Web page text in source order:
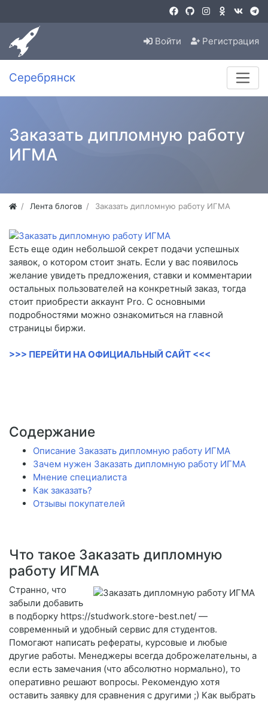
Войти Регистрация
Серебрянск
Заказать дипломную работу
ИГМА
Лента блогов Заказать дипломную работу ИГМА
Есть еще один небольшой секрет подачи успешных
заявок, о котором стоит знать. Если у вас появилось
желание увидеть предложения, ставки и комментарии
остальных пользователей на конкретный заказ, тогда
стоит приобрести аккаунт Pro. С основными
подробностями можно ознакомиться на главной
страницы биржи.
>>> ПЕРЕЙТИ НА ОФИЦИАЛЬНЫЙ САЙТ <<<
Содержание
Описание Заказать дипломную работу ИГМА
Зачем нужен Заказать дипломную работу ИГМА
Мнение специалиста
Как заказать?
Отзывы покупателей
Что такое Заказать дипломную
работу ИГМА
Странно, что
забыли добавить
в подборку https://studwork.store-best.net/ —
современный и удобный сервис для студентов.
Помогают написать рефераты, курсовые и любые
другие работы. Менеджеры всегда доброжелательны, а
если есть замечания (что абсолютно нормально), то
оперативно решают вопросы. Рекомендую хотя
оставить заявку для сравнения с другими ;) Как выбрать